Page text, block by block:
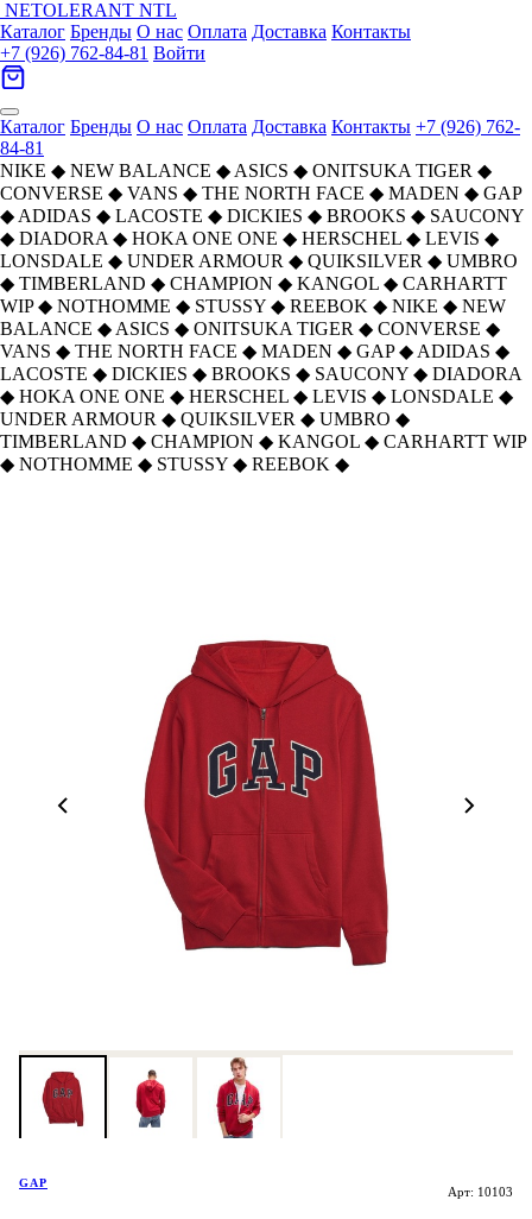
NETOLERANT NTL
Каталог Бренды О нас Оплата Доставка Контакты
+7 (926) 762-84-81 Войти
Каталог Бренды О нас Оплата Доставка Контакты +7 (926) 762-
84-81
NIKE ◆ NEW BALANCE ◆ ASICS ◆ ONITSUKA TIGER ◆
CONVERSE ◆ VANS ◆ THE NORTH FACE ◆ MADEN ◆ GAP
◆ ADIDAS ◆ LACOSTE ◆ DICKIES ◆ BROOKS ◆ SAUCONY
◆ DIADORA ◆ HOKA ONE ONE ◆ HERSCHEL ◆ LEVIS ◆
LONSDALE ◆ UNDER ARMOUR ◆ QUIKSILVER ◆ UMBRO
◆ TIMBERLAND ◆ CHAMPION ◆ KANGOL ◆ CARHARTT
WIP ◆ NOTHOMME ◆ STUSSY ◆ REEBOK ◆ NIKE ◆ NEW
BALANCE ◆ ASICS ◆ ONITSUKA TIGER ◆ CONVERSE ◆
VANS ◆ THE NORTH FACE ◆ MADEN ◆ GAP ◆ ADIDAS ◆
LACOSTE ◆ DICKIES ◆ BROOKS ◆ SAUCONY ◆ DIADORA
◆ HOKA ONE ONE ◆ HERSCHEL ◆ LEVIS ◆ LONSDALE ◆
UNDER ARMOUR ◆ QUIKSILVER ◆ UMBRO ◆
TIMBERLAND ◆ CHAMPION ◆ KANGOL ◆ CARHARTT WIP
◆ NOTHOMME ◆ STUSSY ◆ REEBOK ◆
GAP
Арт: 10103